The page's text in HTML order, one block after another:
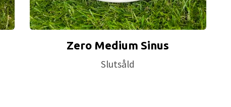
Zero Medium Sinus
Slutsåld